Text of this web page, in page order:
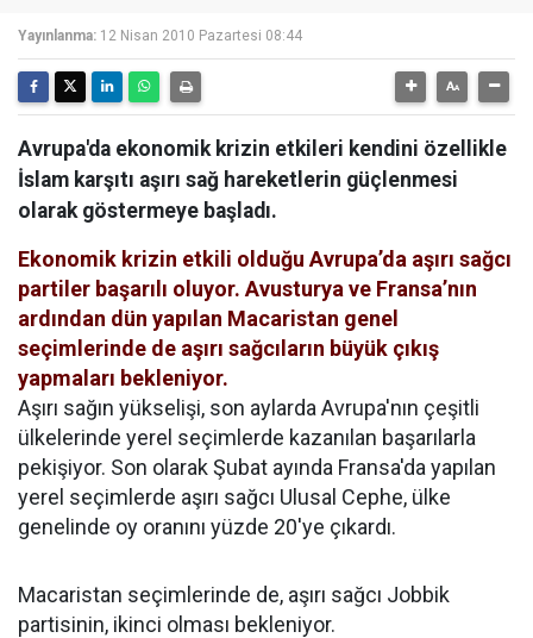
Yayınlanma: 12 Nisan 2010 Pazartesi 08:44
Avrupa'da ekonomik krizin etkileri kendini özellikle
İslam karşıtı aşırı sağ hareketlerin güçlenmesi
olarak göstermeye başladı.
Ekonomik krizin etkili olduğu Avrupa’da aşırı sağcı
partiler başarılı oluyor. Avusturya ve Fransa’nın
ardından dün yapılan Macaristan genel
seçimlerinde de aşırı sağcıların büyük çıkış
yapmaları bekleniyor.
Aşırı sağın yükselişi, son aylarda Avrupa'nın çeşitli
ülkelerinde yerel seçimlerde kazanılan başarılarla
pekişiyor. Son olarak Şubat ayında Fransa'da yapılan
yerel seçimlerde aşırı sağcı Ulusal Cephe, ülke
genelinde oy oranını yüzde 20'ye çıkardı.
Macaristan seçimlerinde de, aşırı sağcı Jobbik
partisinin, ikinci olması bekleniyor.